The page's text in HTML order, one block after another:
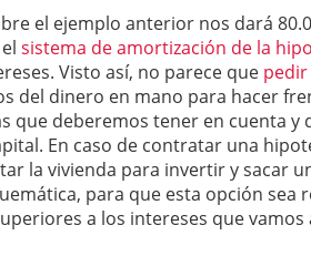
el ejemplo anterior nos dará
sistema de amortización de la
Visto así, no parece que
del dinero en mano para hacer
que deberemos tener en cuenta y
En caso de contratar una
la vivienda para invertir y sacar
para que esta opción sea
a los intereses que vamos